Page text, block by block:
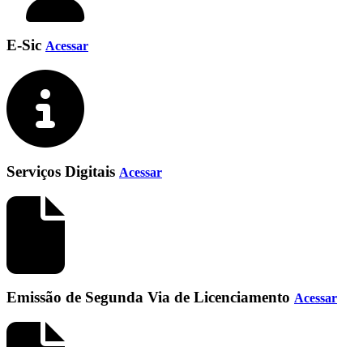
E-Sic Acessar
Serviços Digitais Acessar
Emissão de Segunda Via de Licenciamento Acessar